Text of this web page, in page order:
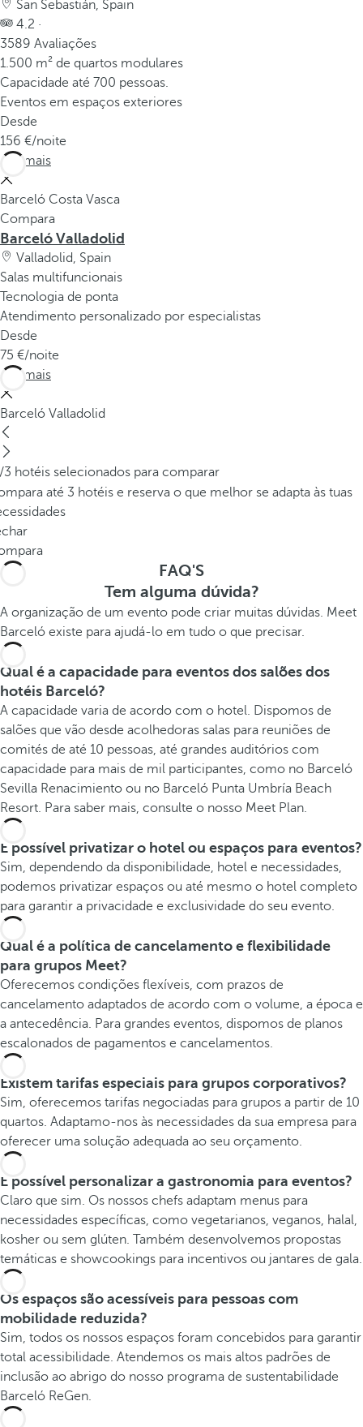
San Sebastián, Spain
4.2 ·
3589 Avaliações
1.500 m² de quartos modulares
Capacidade até 700 pessoas.
Eventos em espaços exteriores
Desde
156
/noite
Ver mais
Barceló Costa Vasca
Compara
Barceló Valladolid
Valladolid, Spain
Salas multifuncionais
Tecnologia de ponta
Atendimento personalizado por especialistas
Desde
75
/noite
Ver mais
Barceló Valladolid
/3 hotéis selecionados para comparar
até 3 hotéis e reserva o que melhor se adapta às tuas
FAQ'S
Tem alguma dúvida?
A organização de um evento pode criar muitas dúvidas. Meet
Barceló existe para ajudá-lo em tudo o que precisar.
Qual é a capacidade para eventos dos salões dos
hotéis Barceló?
A capacidade varia de acordo com o hotel. Dispomos de
salões que vão desde acolhedoras salas para reuniões de
comités de até 10 pessoas, até grandes auditórios com
capacidade para mais de mil participantes, como no Barceló
Sevilla Renacimiento ou no Barceló Punta Umbría Beach
Resort. Para saber mais, consulte o nosso Meet Plan.
É possível privatizar o hotel ou espaços para eventos?
Sim, dependendo da disponibilidade, hotel e necessidades,
podemos privatizar espaços ou até mesmo o hotel completo
para garantir a privacidade e exclusividade do seu evento.
Qual é a política de cancelamento e flexibilidade
para grupos Meet?
Oferecemos condições flexíveis, com prazos de
cancelamento adaptados de acordo com o volume, a época e
a antecedência. Para grandes eventos, dispomos de planos
escalonados de pagamentos e cancelamentos.
Existem tarifas especiais para grupos corporativos?
Sim, oferecemos tarifas negociadas para grupos a partir de 10
quartos. Adaptamo-nos às necessidades da sua empresa para
oferecer uma solução adequada ao seu orçamento.
É possível personalizar a gastronomia para eventos?
Claro que sim. Os nossos chefs adaptam menus para
necessidades específicas, como vegetarianos, veganos, halal,
kosher ou sem glúten. Também desenvolvemos propostas
temáticas e showcookings para incentivos ou jantares de gala.
Os espaços são acessíveis para pessoas com
mobilidade reduzida?
Sim, todos os nossos espaços foram concebidos para garantir
total acessibilidade. Atendemos os mais altos padrões de
inclusão ao abrigo do nosso programa de sustentabilidade
Barceló ReGen.